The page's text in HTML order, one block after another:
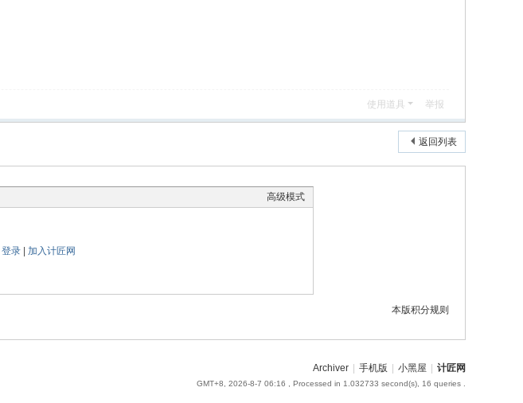
使用道具 举报
返回列表
高级模式
登录| 加入计匠网
本版积分规则
Archiver 手机版 小黑屋 计匠网
GMT+8, 2026-8-7 06:16 , Processed in 1.032733 second(s), 16 queries .